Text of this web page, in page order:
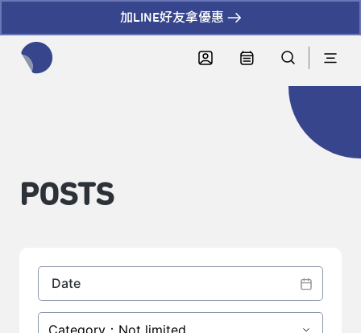
加LINE好友拿優惠
POSTS